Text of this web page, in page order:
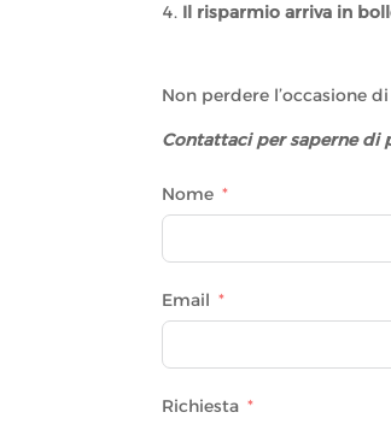
Il risparmio arriva in
Non perdere l’occasione
Contattaci per saperne di
Nome
Email
Richiesta